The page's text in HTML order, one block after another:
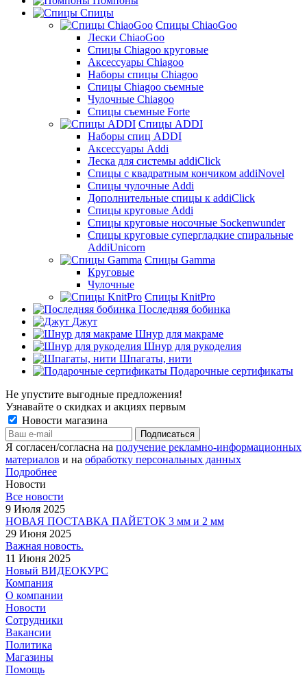
Спицы
Спицы ChiaoGoo
Лески ChiaoGoo
Cпицы Сhiagoo круговые
Аксессуары Chiagoo
Наборы спицы Chiagoo
Спицы Chiagoo сьемные
Чулочные Chiagoo
Спицы съемные Forte
Спицы ADDI
Наборы спиц ADDI
Аксессуары Addi
Леска для системы addiClick
Спицы с квадратным кончиком addiNovel
Спицы чулочные Addi
Дополнительные спицы к addiClick
Спицы круговые Addi
Спицы круговые носочные Sockenwunder
Спицы круговые супергладкие спиральные
AddiUnicorn
Спицы Gamma
Круговые
Чулочные
Спицы KnitPro
Последняя бобинка
Джут
Шнур для макраме
Шнур для рукоделия
Шпагаты, нити
Подарочные сертификаты
Не упустите выгодные предложения!
Узнавайте о скидках и акциях первым
Новости магазина
Я согласен/согласна на получение рекламно-информационных
материалов и на обработку персональных данных
Подробнее
Новости
Все новости
9 Июля 2025
НОВАЯ ПОСТАВКА ПАЙЕТОК 3 мм и 2 мм
29 Июня 2025
Важная новость.
11 Июня 2025
Новый ВИДЕОКУРС
Компания
О компании
Новости
Сотрудники
Вакансии
Политика
Магазины
Помощь